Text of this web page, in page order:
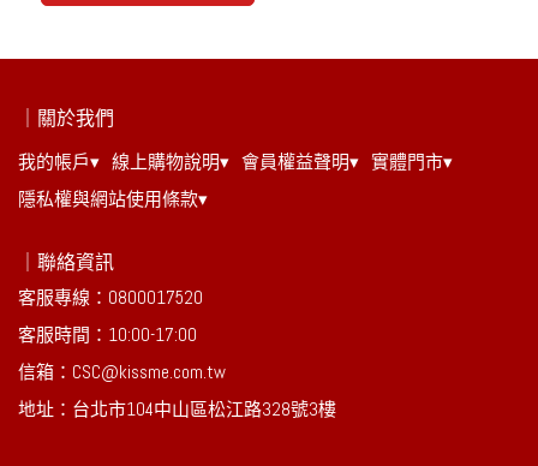
到底，滑順不卡卡
｜關於我們
我的帳戶▾ 線上購物說明▾ 會員權益聲明▾ 實體門市▾
隱私權與網站使用條款▾
｜聯絡資訊
客服專線：0800017520
客服時間：10:00-17:00
信箱：CSC@kissme.com.tw
地址：台北市104中山區松江路328號3樓